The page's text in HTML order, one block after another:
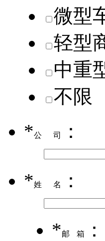
微型
轻型
中重
不限
*公司 ：
*姓名 ：
*邮箱 ：